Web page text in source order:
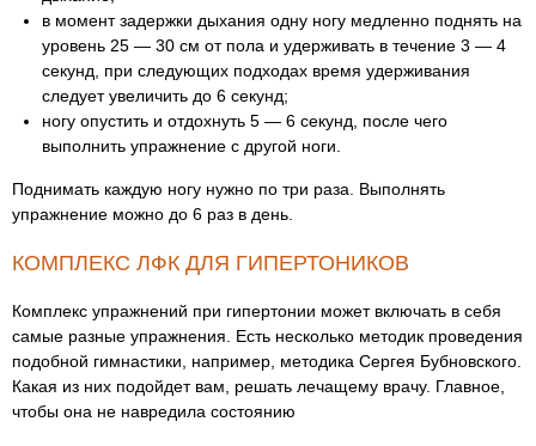
в момент задержки дыхания одну ногу медленно поднять на
уровень 25 — 30 см от пола и удерживать в течение 3 — 4
секунд, при следующих подходах время удерживания
следует увеличить до 6 секунд;
ногу опустить и отдохнуть 5 — 6 секунд, после чего
выполнить упражнение с другой ноги.
Поднимать каждую ногу нужно по три раза. Выполнять
упражнение можно до 6 раз в день.
КОМПЛЕКС ЛФК ДЛЯ ГИПЕРТОНИКОВ
Комплекс упражнений при гипертонии может включать в себя
самые разные упражнения. Есть несколько методик проведения
подобной гимнастики, например, методика Сергея Бубновского.
Какая из них подойдет вам, решать лечащему врачу. Главное,
чтобы она не навредила состоянию